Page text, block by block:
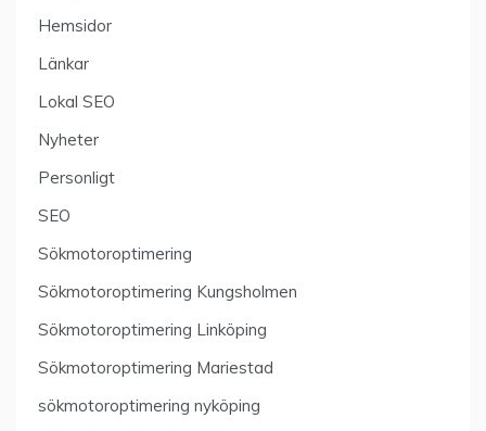
Hemsidor
Länkar
Lokal SEO
Nyheter
Personligt
SEO
Sökmotoroptimering
Sökmotoroptimering Kungsholmen
Sökmotoroptimering Linköping
Sökmotoroptimering Mariestad
sökmotoroptimering nyköping